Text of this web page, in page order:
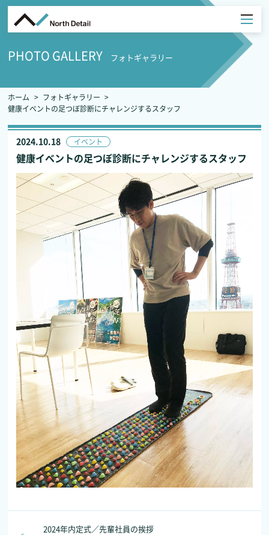
PHOTO GALLERY フォトギャラリー
ホーム
フォトギャラリー
健康イベントの足つぼ診断にチャレンジするスタッフ
2024.10.18 イベント
健康イベントの足つぼ診断にチャレンジするスタッフ
2024年内定式／先輩社員の挨拶